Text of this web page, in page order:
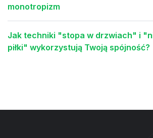
monotropizm
Jak techniki "stopa w drzwiach" i
piłki" wykorzystują Twoją spójność?